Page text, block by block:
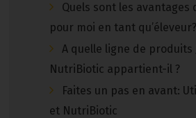
Quels sont les avantages
pour moi en tant qu’éleveur?
A quelle ligne de produits
NutriBiotic appartient-il ?
Faites un pas en avant:
et NutriBiotic